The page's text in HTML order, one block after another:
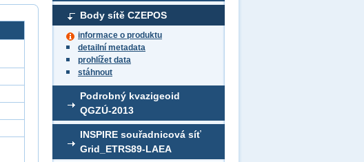
Body sítě CZEPOS
informace o produktu
detailní metadata
prohlížet data
stáhnout
Podrobný kvazigeoid
QGZÚ-2013
INSPIRE souřadnicová síť
Grid_ETRS89-LAEA